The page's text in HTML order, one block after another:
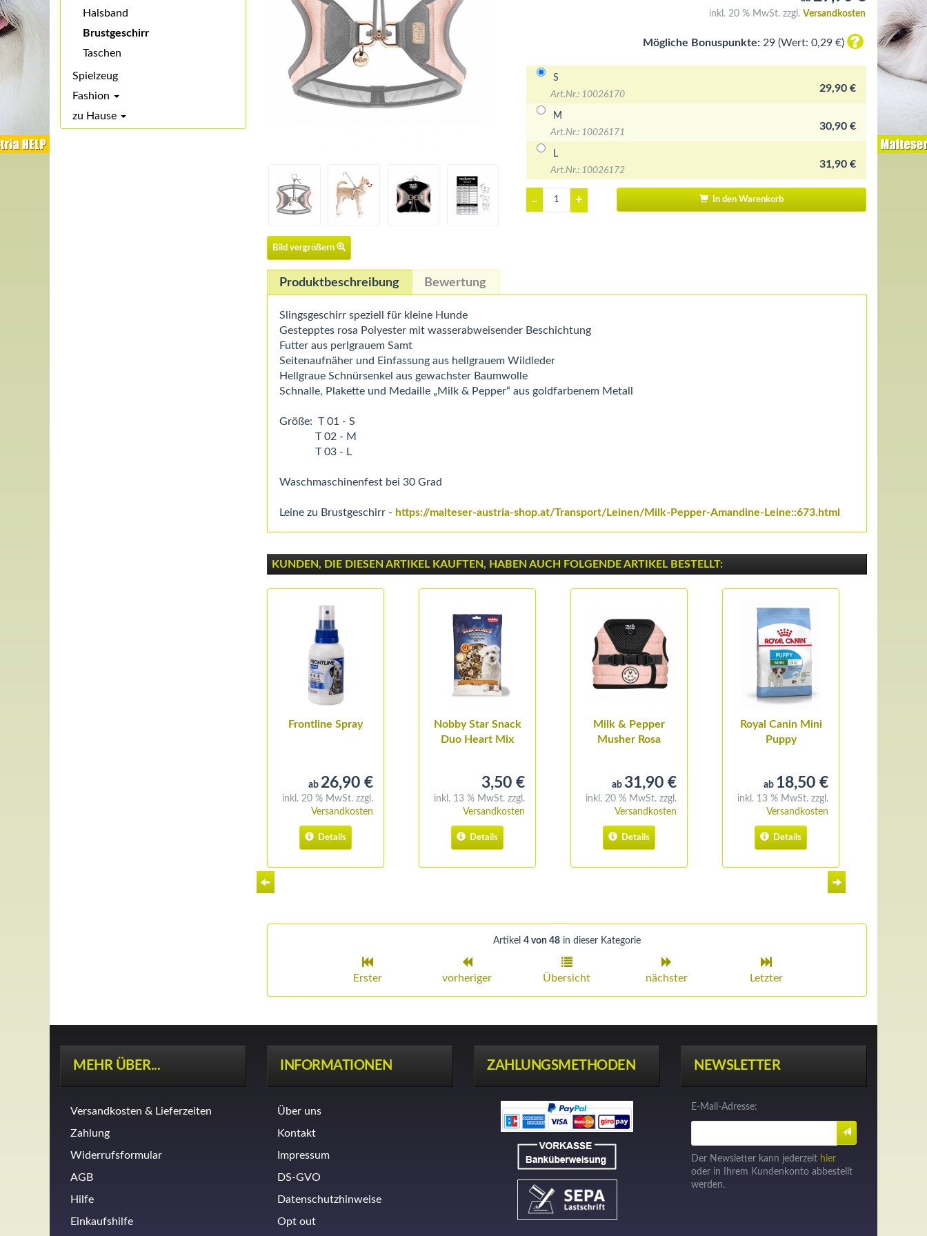
Halsband
Brustgeschirr
Taschen
Spielzeug
Fashion
zu Hause
inkl. 20 % MwSt. zzgl. Versandkosten
Mögliche Bonuspunkte: 29 (Wert: 0,29 €)
Bild vergrößern
S
Art.Nr.: 10026170
29,90 €
M
Art.Nr.: 10026171
30,90 €
L
Art.Nr.: 10026172
31,90 €
– + In den Warenkorb
Produktbeschreibung
Slingsgeschirr speziell für kleine Hunde
Gestepptes rosa Polyester mit wasserabweisender Beschichtung
Futter aus perlgrauem Samt
Seitenaufnäher und Einfassung aus hellgrauem Wildleder
Hellgraue Schnürsenkel aus gewachster Baumwolle
Schnalle, Plakette und Medaille „Milk & Pepper“ aus goldfarbenem Metall
Größe: T 01 - S
T 02 - M
T 03 - L
Waschmaschinenfest bei 30 Grad
Leine zu Brustgeschirr - https://malteser-austria-shop.at/Transport/Leinen/Milk-Pepper-Amandine-Leine::673.html
Bewertung
KUNDEN, DIE DIESEN ARTIKEL KAUFTEN, HABEN AUCH FOLGENDE ARTIKEL BESTELLT:
Frontline Spray
ab 26,90 €
inkl. 20 % MwSt. zzgl.
Versandkosten
Details
Nobby Star Snack
Duo Heart Mix
3,50 €
inkl. 13 % MwSt. zzgl.
Versandkosten
Details
Milk & Pepper
Musher Rosa
ab 31,90 €
inkl. 20 % MwSt. zzgl.
Versandkosten
Details
Royal Canin Mini
Puppy
ab 18,50 €
9,25 € pro kg
inkl. 13 % MwSt. zzgl.
Versandkosten
Details
Artikel 4 von 48 in dieser Kategorie
Erster vorheriger Übersicht nächster Letzter
MEHR ÜBER...
Versandkosten & Lieferzeiten
Zahlung
Widerrufsformular
AGB
Hilfe
Einkaufshilfe
INFORMATIONEN
Über uns
Kontakt
Impressum
DS-GVO
Datenschutzhinweise
Opt out
ZAHLUNGSMETHODEN NEWSLETTER
E-Mail-Adresse:
Der Newsletter kann jederzeit hier
oder in Ihrem Kundenkonto abbestellt
werden.